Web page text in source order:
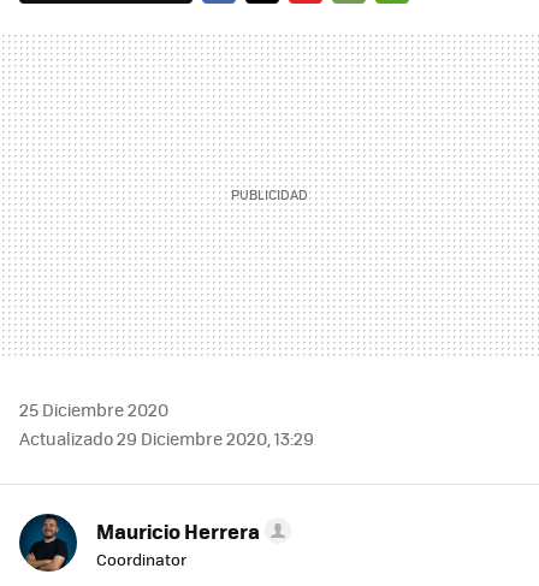
MAIL
25 Diciembre 2020
Actualizado 29 Diciembre 2020, 13:29
Mauricio Herrera
Coordinator